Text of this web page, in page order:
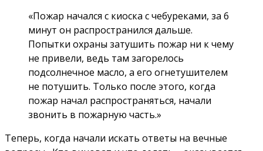
«Пожар начался с киоска с чебуреками, за 6
минут он распространился дальше.
Попытки охраны затушить пожар ни к чему
не привели, ведь там загорелось
подсолнечное масло, а его огнетушителем
не потушить. Только после этого, когда
пожар начал распространяться, начали
звонить в пожарную часть.»
Теперь, когда начали искать ответы на вечные